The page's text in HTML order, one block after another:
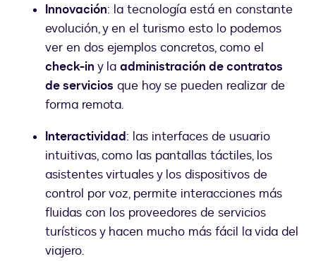
Innovación: la tecnología está en constante
evolución, y en el turismo esto lo podemos
ver en dos ejemplos concretos, como el
check-in y la administración de contratos
de servicios que hoy se pueden realizar de
forma remota.
Interactividad: las interfaces de usuario
intuitivas, como las pantallas táctiles, los
asistentes virtuales y los dispositivos de
control por voz, permite interacciones más
fluidas con los proveedores de servicios
turísticos y hacen mucho más fácil la vida del
viajero.